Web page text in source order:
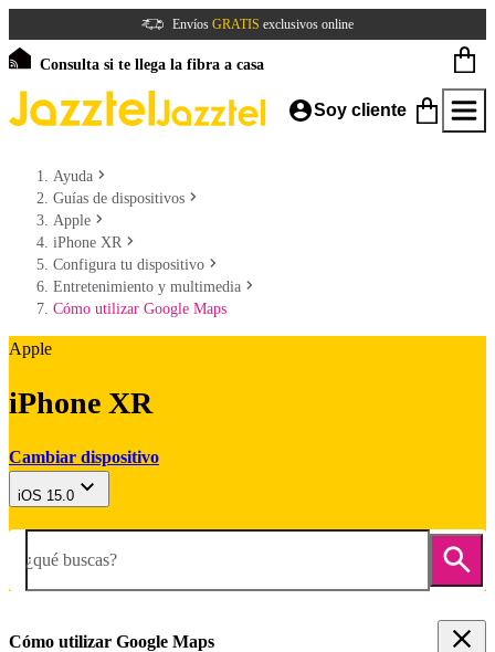
Envíos GRATIS exclusivos online
Consulta si te llega la fibra a casa
Soy cliente
Ayuda
Guías de dispositivos
Apple
iPhone XR
Configura tu dispositivo
Entretenimiento y multimedia
Cómo utilizar Google Maps
Apple
iPhone XR
Cambiar dispositivo
iOS 15.0
¿qué buscas?
Cómo utilizar Google Maps